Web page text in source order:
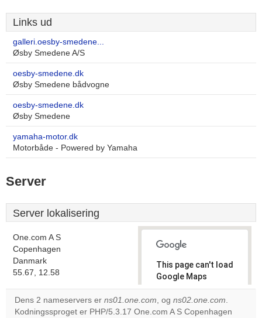
Links ud
galleri.oesby-smedene...
Øsby Smedene A/S
oesby-smedene.dk
Øsby Smedene bådvogne
oesby-smedene.dk
Øsby Smedene
yamaha-motor.dk
Motorbåde - Powered by Yamaha
Server
Server lokalisering
One.com A S
Copenhagen
Danmark
55.67, 12.58
This page can't load
Google Maps
correctly.
Do you
Dens 2 nameservers er ns01.one.com, og ns02.one.com.
Kodningssproget er PHP/5.3.17 One.com A S Copenhagen